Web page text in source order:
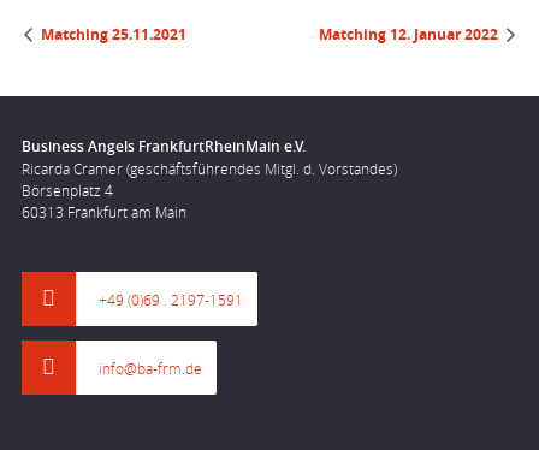
Matching 25.11.2021 Matching 12. Januar 2022
Business Angels FrankfurtRheinMain e.V.
Ricarda Cramer (geschäftsführendes Mitgl. d. Vorstandes)
Börsenplatz 4
60313 Frankfurt am Main
+49 (0)69 . 2197-1591
info@ba-frm.de